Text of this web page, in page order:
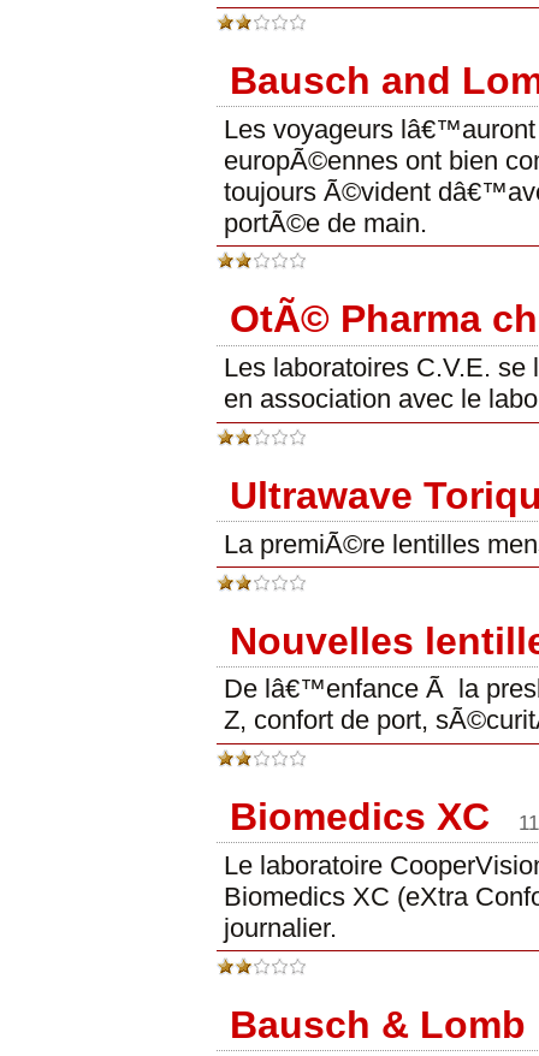
Bausch and
Les voyageurs
europÃ©ennes ont bien
toujours Ã©vident
portÃ©e de main.
OtÃ© Pharma
Les laboratoires C.V.E.
en association avec le
Ultrawave
La premiÃ©re lentilles
Nouvelles
De lâ€™enfance Ã la
Z, confort de port,
Biomedics XC
Le laboratoire
Biomedics XC (eXtra
journalier.
Bausch &